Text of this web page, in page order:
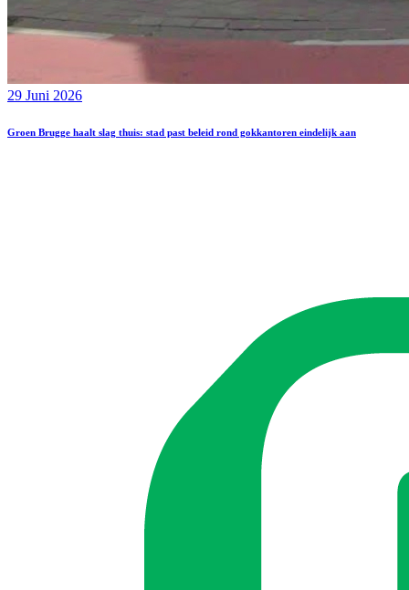
29 Juni 2026
Groen Brugge haalt slag thuis: stad past beleid rond gokkantoren eindelijk aan